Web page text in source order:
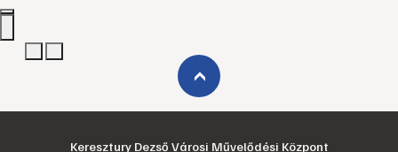
›
Keresztury Dezső Városi Művelődési Központ